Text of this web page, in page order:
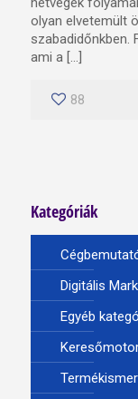
olyan elvetemült
szabadidőnkben.
ami a […]
88
Kategóriák
Digitális
Egyéb